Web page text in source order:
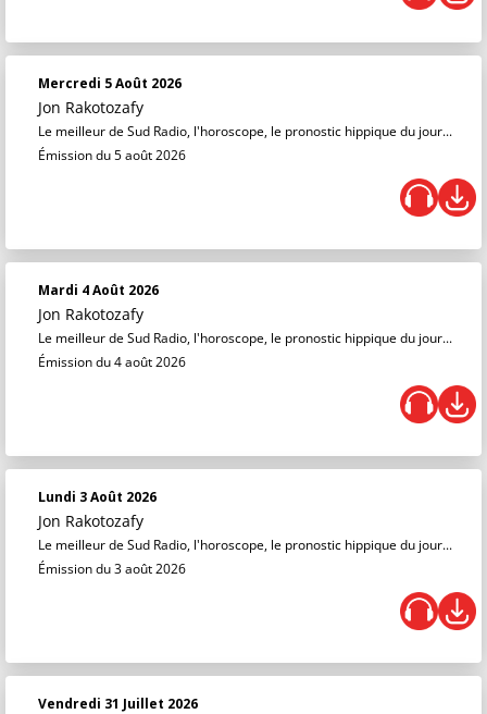
Mercredi 5 Août 2026
Jon Rakotozafy
Le meilleur de Sud Radio, l'horoscope, le pronostic hippique du jour...
Émission du 5 août 2026
Mardi 4 Août 2026
Jon Rakotozafy
Le meilleur de Sud Radio, l'horoscope, le pronostic hippique du jour...
Émission du 4 août 2026
Lundi 3 Août 2026
Jon Rakotozafy
Le meilleur de Sud Radio, l'horoscope, le pronostic hippique du jour...
Émission du 3 août 2026
Vendredi 31 Juillet 2026